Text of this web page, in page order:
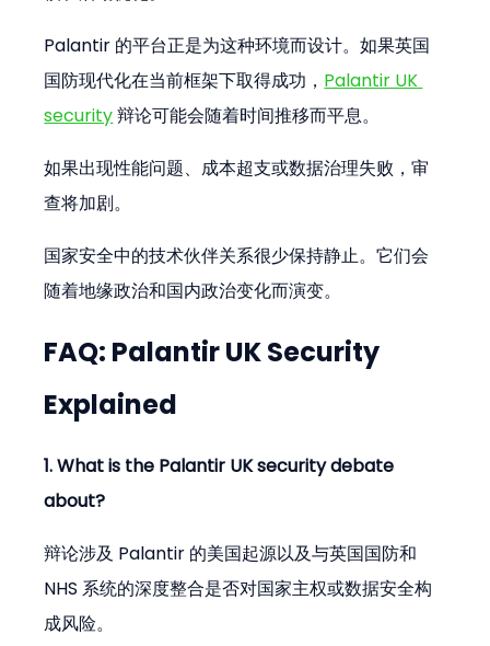
Palantir 的平台正是为这种环境而设计。如果英国
国防现代化在当前框架下取得成功， Palantir UK
security 辩论可能会随着时间推移而平息。
如果出现性能问题、成本超支或数据治理失败，审
查将加剧。
国家安全中的技术伙伴关系很少保持静止。它们会
随着地缘政治和国内政治变化而演变。
FAQ: Palantir UK Security
Explained
1. What is the Palantir UK security debate
about?
辩论涉及 Palantir 的美国起源以及与英国国防和
NHS 系统的深度整合是否对国家主权或数据安全构
成风险。